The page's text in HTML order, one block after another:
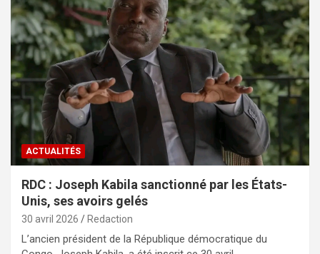
ACTUALITÉS
RDC : Joseph Kabila sanctionné par les États-
Unis, ses avoirs gelés
30 avril 2026 Redaction
L’ancien président de la République démocratique du